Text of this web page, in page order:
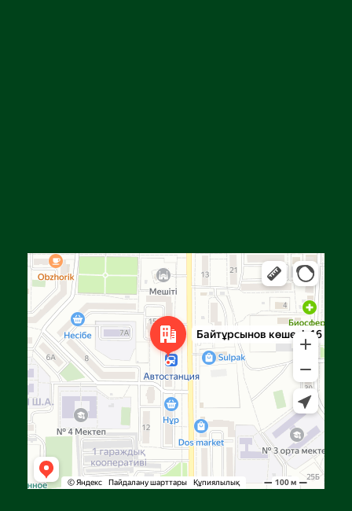
Яндекс Карталар — көлік, навигация, орындарды іздеу